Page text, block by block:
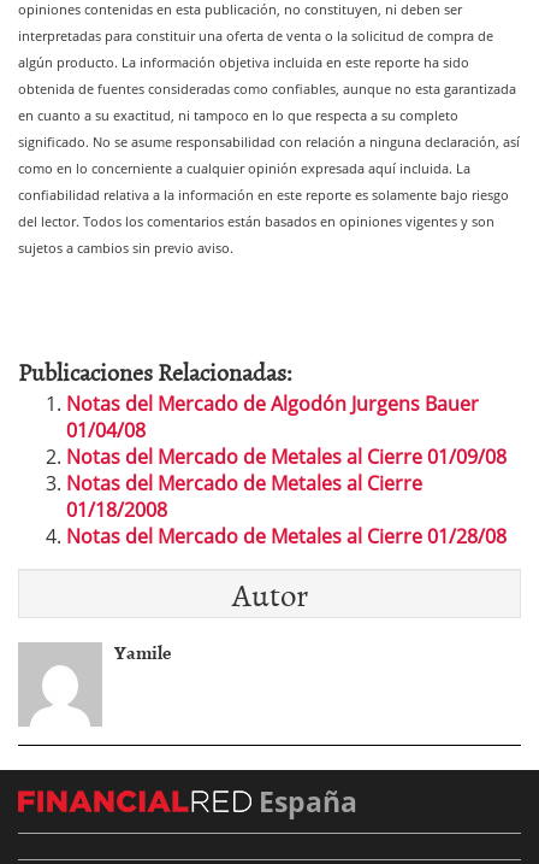
opiniones contenidas en esta publicación, no constituyen, ni deben ser
interpretadas para constituir una oferta de venta o la solicitud de compra de
algún producto. La información objetiva incluida en este reporte ha sido
obtenida de fuentes consideradas como confiables, aunque no esta garantizada
en cuanto a su exactitud, ni tampoco en lo que respecta a su completo
significado. No se asume responsabilidad con relación a ninguna declaración, así
como en lo concerniente a cualquier opinión expresada aquí incluida. La
confiabilidad relativa a la información en este reporte es solamente bajo riesgo
del lector. Todos los comentarios están basados en opiniones vigentes y son
sujetos a cambios sin previo aviso.
Publicaciones Relacionadas:
Notas del Mercado de Algodón Jurgens Bauer
01/04/08
Notas del Mercado de Metales al Cierre 01/09/08
Notas del Mercado de Metales al Cierre
01/18/2008
Notas del Mercado de Metales al Cierre 01/28/08
Autor
Yamile
España